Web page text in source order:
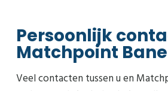
Persoonlijk
Matchpoint
Veel contacten tussen u en